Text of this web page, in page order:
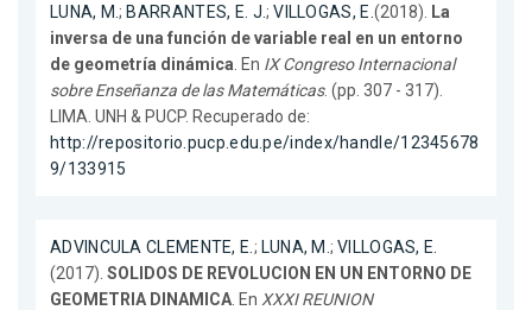
LUNA, M.; BARRANTES, E. J.;VILLOGAS, E. (2018).
La
inversa de una función de variable real en un entorno
de geometría dinámica . En IX Congreso Internacional
sobre Enseñanza de las Matemáticas. (pp. 307 - 317).
LIMA. UNH & PUCP. Recuperado de:
http://repositorio.pucp.edu.pe/index/handle/12345678
9/133915
ADVINCULA CLEMENTE, E. ; LUNA, M.;VILLOGAS, E.
(2017). SOLIDOS DE REVOLUCION EN UN ENTORNO DE
GEOMETRIA DINAMICA . En XXXI REUNION